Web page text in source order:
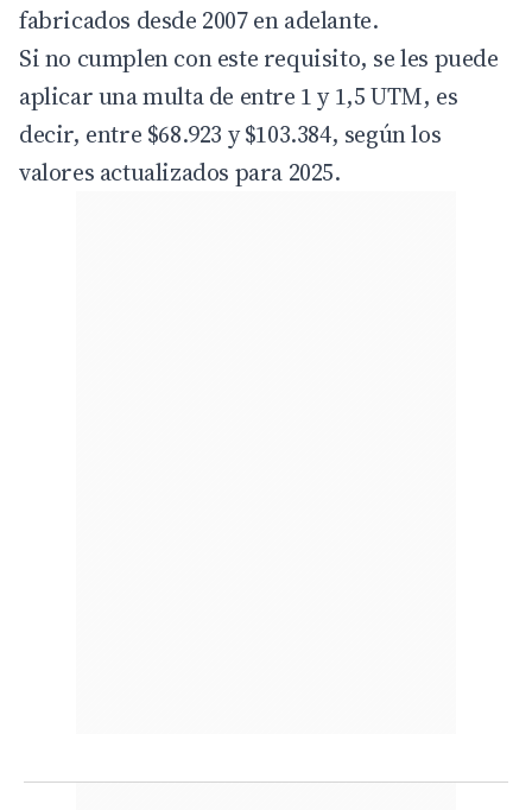
fabricados desde 2007 en adelante.
Si no cumplen con este requisito, se les puede
aplicar una multa de entre 1 y 1,5 UTM, es
decir, entre $68.923 y $103.384, según los
valores actualizados para 2025.